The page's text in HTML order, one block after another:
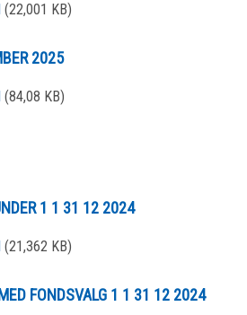
(22,001 KB)
2025
(84,08 KB)
1 1 31 12 2024
(21,362 KB)
FONDSVALG 1 1 31 12 2024